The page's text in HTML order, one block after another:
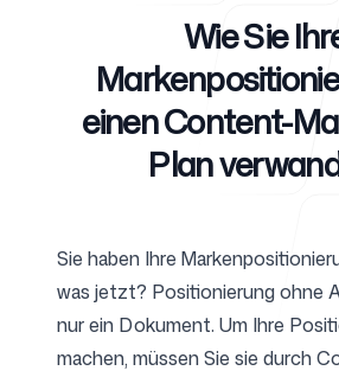
Für Startups
Für Agenturen
Wie Sie
einen Content-
Plan
Sie haben Ihre
was jetzt? Positionierung ohne
nur ein Dokument. Um Ihre
machen, müssen Sie sie durch